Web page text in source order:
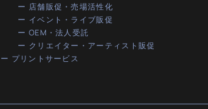
ー 店舗販促・売場活性化
ー イベント・ライブ販促
ー OEM・法人受託
ー クリエイター・アーティスト販促
ー プリントサービス